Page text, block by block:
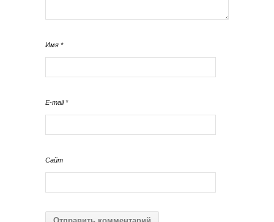
Имя *
E-mail*
Сайт